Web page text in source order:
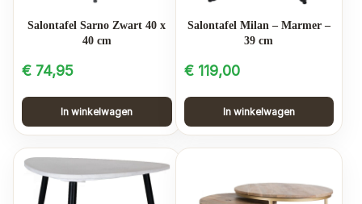
Salontafel Sarno Zwart 40 x
40 cm
€ 74,95
In winkelwagen
Salontafel Milan – Marmer –
39 cm
€119,00
In winkelwagen